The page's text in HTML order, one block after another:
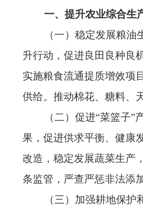
一、提升农业综合生
（一）稳定发展粮油生
升行动，促进良田良种良
实施粮食流通提质增效项
供给。推动棉花、糖料、
（二）促进“菜篮子”产
果，促进供求平衡、健康
改造，稳定发展蔬菜生产
条监管，严查严惩非法添
（三）加强耕地保护和